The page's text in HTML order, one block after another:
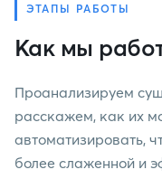
ЭТАПЫ РАБОТЫ
Как мы
Проанализируем
расскажем, как их
автоматизировать,
более слаженной и